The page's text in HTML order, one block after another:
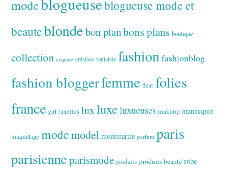
modeblogueuseblogueuse mode et
beauteblondebon planbons plans boutique
collection coquine création fantaisie fashionfashionblog
fashion bloggerfemme fleur folies
france girl lunettes luxluxeluxueuses makeup mannequin
maquillage modemodel montmartre parfum paris
parisienneparismode produits produits beauté robe